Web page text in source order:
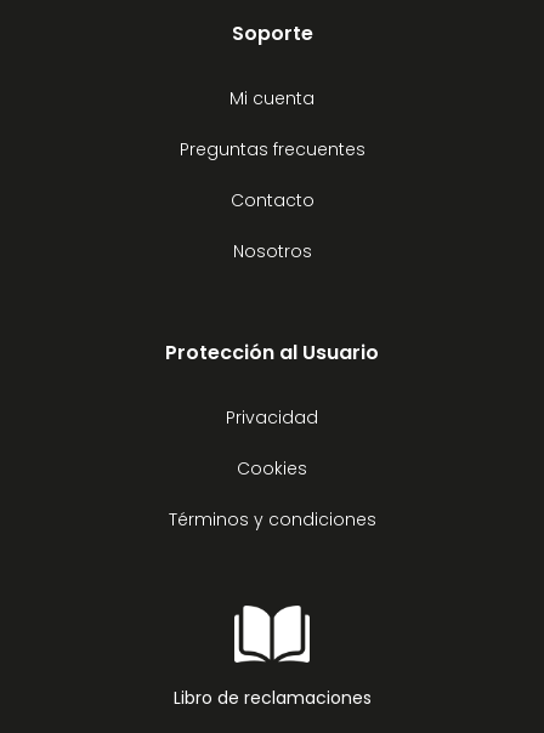
Soporte
Mi cuenta
Preguntas frecuentes
Contacto
Nosotros
Protección al Usuario
Privacidad
Cookies
Términos y condiciones
Libro de reclamaciones